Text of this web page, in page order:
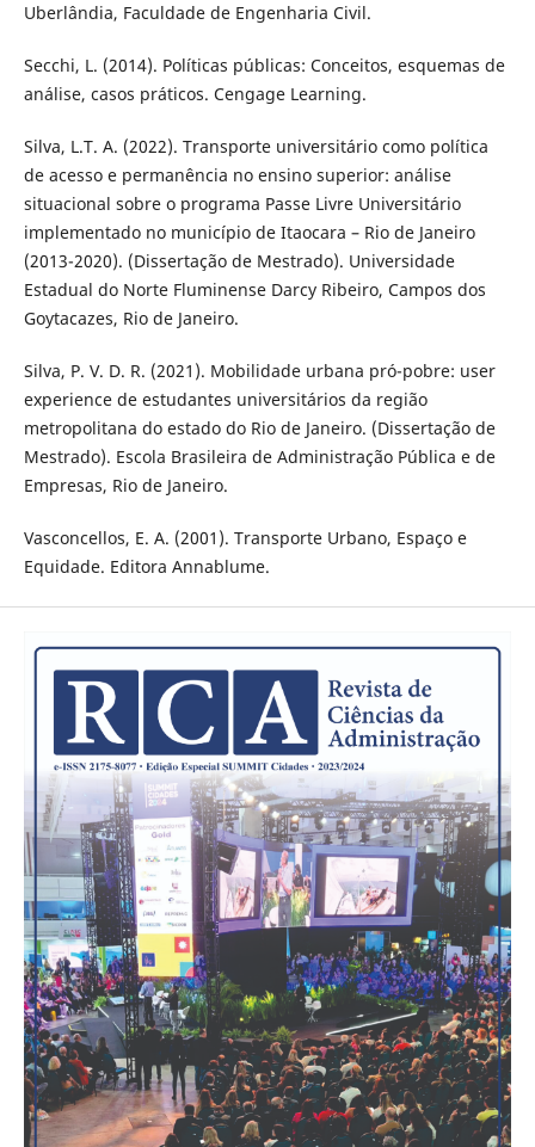
Uberlândia, Faculdade de Engenharia Civil.
Secchi, L. (2014). Políticas públicas: Conceitos, esquemas de
análise, casos práticos. Cengage Learning.
Silva, L.T. A. (2022). Transporte universitário como política
de acesso e permanência no ensino superior: análise
situacional sobre o programa Passe Livre Universitário
implementado no município de Itaocara – Rio de Janeiro
(2013-2020). (Dissertação de Mestrado). Universidade
Estadual do Norte Fluminense Darcy Ribeiro, Campos dos
Goytacazes, Rio de Janeiro.
Silva, P. V. D. R. (2021). Mobilidade urbana pró-pobre: user
experience de estudantes universitários da região
metropolitana do estado do Rio de Janeiro. (Dissertação de
Mestrado). Escola Brasileira de Administração Pública e de
Empresas, Rio de Janeiro.
Vasconcellos, E. A. (2001). Transporte Urbano, Espaço e
Equidade. Editora Annablume.